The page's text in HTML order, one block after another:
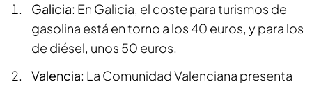
Galicia: En Galicia, el coste para turismos de
gasolina está en torno a los 40 euros, y para los
de diésel, unos 50 euros.
Valencia: La Comunidad Valenciana presenta